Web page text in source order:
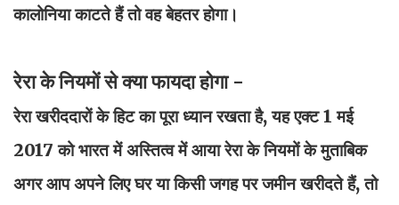
कालोनिया काटते हैं तो वह बेहतर होगा।
रेरा के नियमों से क्या फायदा होगा -
रेरा खरीददारों के हिट का पूरा ध्यान रखता है, यह एक्ट 1 मई
2017 को भारत में अस्तित्व में आया रेरा के नियमों के मुताबिक
अगर आप अपने लिए घर या किसी जगह पर जमीन खरीदते हैं, तो